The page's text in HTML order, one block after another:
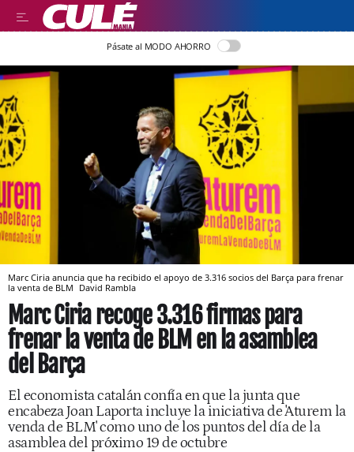
Pásate al MODO AHORRO
Marc Ciria anuncia que ha recibido el apoyo de 3.316 socios del Barça para frenar
la venta de BLM David Rambla
Marc Ciria recoge 3.316 firmas para
frenar la venta de BLM en la asamblea
del Barça
El economista catalán confía en que la junta que
encabeza Joan Laporta incluye la iniciativa de 'Aturem la
venda de BLM' como uno de los puntos del día de la
asamblea del próximo 19 de octubre